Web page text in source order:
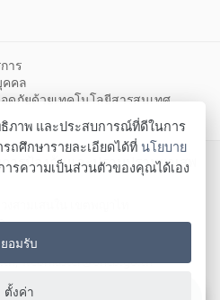
าร
คคล
ดภัยด้วยเทคโนโลยีสารสนเทศ
รป้องกันและปราบปรามยาเสพ
19 โทรสาร 02-245-9350 Contact
,webmaster@oncb.go.th
ภาพ และประสบการณ์ที่ดีในการ
ศึกษารายละเอียดได้ที่ นโยบาย
ารความเป็นส่วนตัวของคุณได้เอง
ยอมรับ
ตั้งค่า